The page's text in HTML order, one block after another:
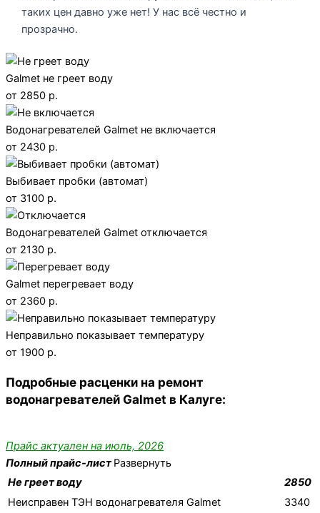
таких цен давно уже нет! У нас всё честно и
прозрачно.
Galmet не греет воду
от 2850 р.
Водонагревателей Galmet не включается
от 2430 р.
Выбивает пробки (автомат)
от 3100 р.
Водонагревателей Galmet отключается
от 2130 р.
Galmet перегревает воду
от 2360 р.
Неправильно показывает температуру
от 1900 р.
Подробные расценки на ремонт
водонагревателей Galmet в Калуге:
Прайс актуален на июль, 2026
Полный прайс-листРазвернуть
Не греет воду
2850
Неисправен ТЭН водонагревателя Galmet
3340